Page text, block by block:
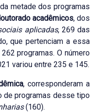
metade dos programas
acadêmicos, dos
aplicadas, 269 das
que pertenciam a essa
programas. O número
variou entre 235 e 145.
, corresponderam a
de programas desse tipo
(160).